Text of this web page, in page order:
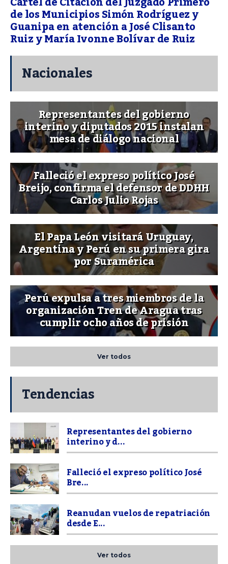
de los Municipios Simón Rodríguez y
Guanipa en atención a José Clisanto
Ruiz y María Ivonne Bolívar de Ruiz
Nacionales
Representantes del gobierno
interino y diputados 2015 instalan
mesa de diálogo nacional
Falleció el expreso político José
Breijo, confirma el defensor de DDHH
Carlos Julio Rojas
El Papa León visitará Uruguay,
Argentina y Perú en su primera gira
por Suramérica
Perú expulsa a tres miembros de la
organización Tren de Aragua tras
cumplir ocho años de prisión
Ver todos
Tendencias
Representantes del gobierno
interino y d...
Falleció el expreso político José
Bre...
Reanudan vuelos de repatriación
desde E...
Ver todos